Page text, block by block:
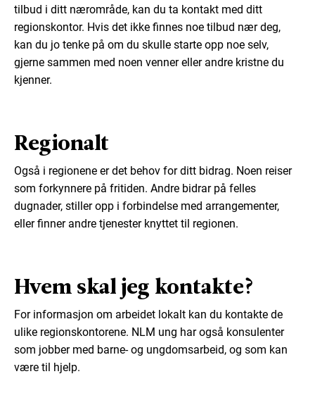
tilbud i ditt nærområde, kan du ta kontakt med ditt
regionskontor. Hvis det ikke finnes noe tilbud nær deg,
kan du jo tenke på om du skulle starte opp noe selv,
gjerne sammen med noen venner eller andre kristne du
kjenner.
Regionalt
Også i regionene er det behov for ditt bidrag. Noen reiser
som forkynnere på fritiden. Andre bidrar på felles
dugnader, stiller opp i forbindelse med arrangementer,
eller finner andre tjenester knyttet til regionen.
Hvem skal jeg kontakte?
For informasjon om arbeidet lokalt kan du kontakte de
ulike regionskontorene. NLM ung har også konsulenter
som jobber med barne- og ungdomsarbeid, og som kan
være til hjelp.